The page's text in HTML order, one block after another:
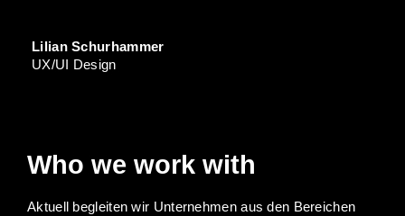
Lilian Schurhammer
UX/UI Design
Who we work with
Aktuell begleiten wir Unternehmen aus den Bereichen